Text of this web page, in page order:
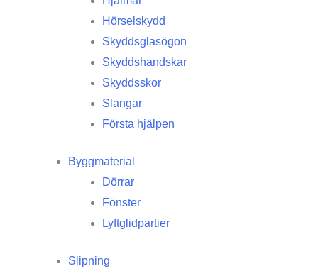
Hörselskydd
Skyddsglasögon
Skyddshandskar
Skyddsskor
Slangar
Första hjälpen
Byggmaterial
Dörrar
Fönster
Lyftglidpartier
Slipning